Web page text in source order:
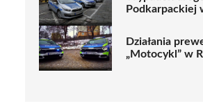
Podkarpackiej
Działania
„Motocykl” w